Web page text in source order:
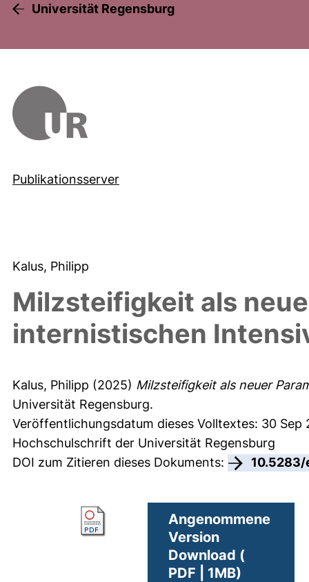
Universität Regensburg
Publikationsserver
Kalus, Philipp
Milzsteifigkeit als
internistischen
Kalus, Philipp (2025) Milzsteifigkeit als neuer
Universität Regensburg.
Veröffentlichungsdatum dieses Volltextes: 30 Sep
Hochschulschrift der Universität Regensburg
DOI zum Zitieren dieses Dokuments:
10.5283/
Angenommene
Version
Download (
PDF | 1MB)